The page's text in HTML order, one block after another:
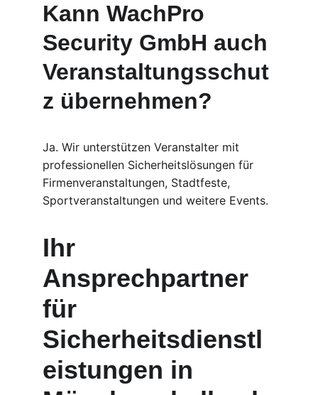
Kann WachPro
Security GmbH auch
Veranstaltungsschut
z übernehmen?
Ja. Wir unterstützen Veranstalter mit
professionellen Sicherheitslösungen für
Firmenveranstaltungen, Stadtfeste,
Sportveranstaltungen und weitere Events.
Ihr
Ansprechpartner
für
Sicherheitsdienstl
eistungen in